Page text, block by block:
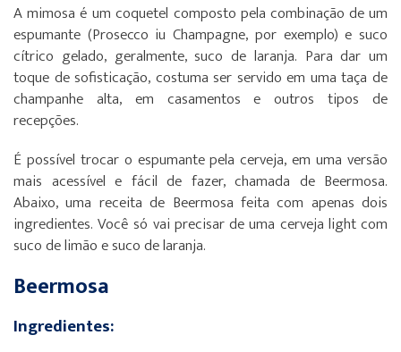
A mimosa é um coquetel composto pela combinação de um
espumante (Prosecco iu Champagne, por exemplo) e suco
cítrico gelado, geralmente, suco de laranja. Para dar um
toque de sofisticação, costuma ser servido em uma taça de
champanhe alta, em casamentos e outros tipos de
recepções.
É possível trocar o espumante pela cerveja, em uma versão
mais acessível e fácil de fazer, chamada de Beermosa.
Abaixo, uma receita de Beermosa feita com apenas dois
ingredientes. Você só vai precisar de uma cerveja light com
suco de limão e suco de laranja.
Beermosa
Ingredientes: